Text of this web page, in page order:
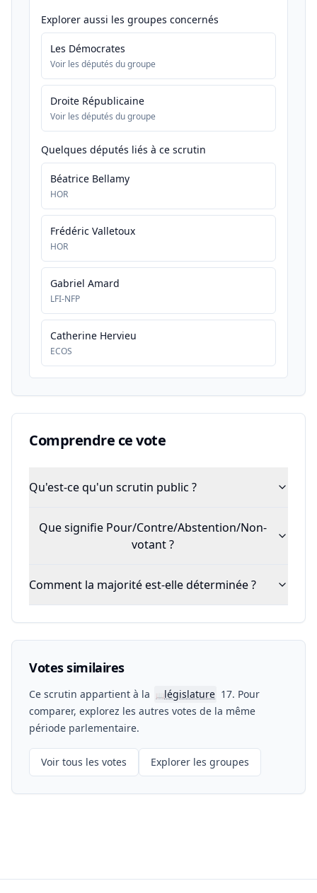
Explorer aussi les groupes concernés
Les Démocrates
Voir les députés du groupe
Droite Républicaine
Voir les députés du groupe
Quelques députés liés à ce scrutin
Béatrice Bellamy
HOR
Frédéric Valletoux
HOR
Gabriel Amard
LFI-NFP
Catherine Hervieu
ECOS
Comprendre ce vote
Qu'est-ce qu'un scrutin public ?
Que signifie Pour/Contre/Abstention/Non-
votant ?
Comment la majorité est-elle déterminée ?
Votes similaires
Ce scrutin appartient à la 📖législature 17. Pour
comparer, explorez les autres votes de la même
période parlementaire.
Voir tous les votes Explorer les groupes